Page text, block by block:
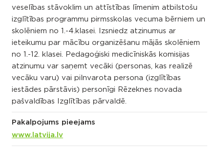
veselības stāvoklim un attīstības līmenim atbilstošu
izglītības programmu pirmsskolas vecuma bērniem un
skolēniem no 1.-4.klasei. Izsniedz atzinumus ar
ieteikumu par mācību organizēšanu mājās skolēniem
no 1.-12. klasei. Pedagoģiski medicīniskās komisijas
atzinumu var saņemt vecāki (personas, kas realizē
vecāku varu) vai pilnvarota persona (izglītības
iestādes pārstāvis) personīgi Rēzeknes novada
pašvaldības Izglītības pārvaldē.
Pakalpojums pieejams
www.latvija.lv